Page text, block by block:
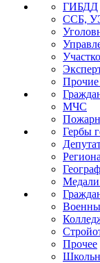
ГИБДД
ССБ,
МЧС
Гербы
Медали
Прочее